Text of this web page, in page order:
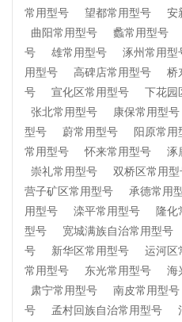
常用型号
望都常用型号 安
曲阳常用型号
蠡常用型号
号
雄常用型号 涿州常用型
用型号
高碑店常用型号 桥
号
宣化区常用型号 下花园
张北常用型号
康保常用型号
型号
蔚常用型号 阳原常用
常用型号
怀来常用型号 涿
崇礼常用型号
双桥区常用型
营子矿区常用型号
承德常用
用型号
滦平常用型号 隆化
型号
宽城满族自治常用型号
号
新华区常用型号 运河区
常用型号
东光常用型号 海
肃宁常用型号
南皮常用型号
号
孟村回族自治常用型号